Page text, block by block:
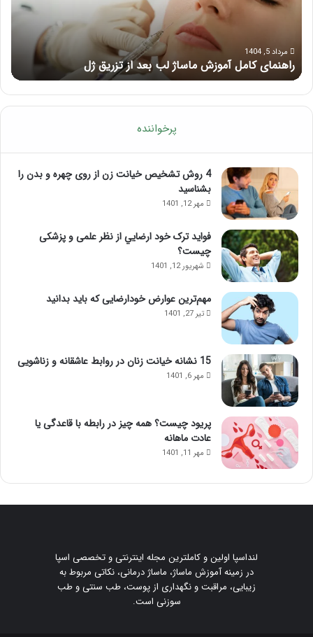
ژل مرداد 5, 1404
راهنمای کامل آموزش ماساژ لب بعد از تزریق ژل
پرخواننده
4 روش تشخیص خیانت زن از روی چهره و بدن را
بشناسید
مهر 12, 1401
فواید ترک خود ارضايي از نظر علمی و پزشکی
چیست؟
شهریور 12, 1401
مهم‌ترین عوارض خودارضایی که باید بدانید
تیر 27, 1401
15 نشانه خیانت زنان در روابط عاشقانه و زناشویی
مهر 6, 1401
پریود چیست؟ همه چیز در رابطه با قاعدگی یا
عادت ماهانه
مهر 11, 1401
لنداسپا اولین و کاملترین مجله اینترنتی و تخصصی اسپا
در زمینه آموزش ماساژ، ماساژ درمانی، نکاتی مربوط به
زیبایی، مراقبت و نگهداری از پوست، طب سنتی و طب
سوزنی است.